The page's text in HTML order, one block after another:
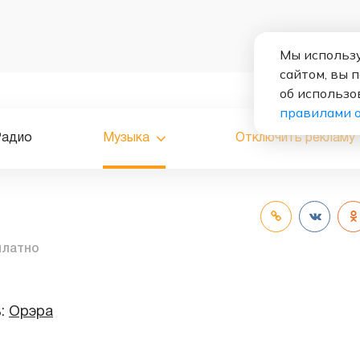
Музыка Отключить рекламу
Орэра
Мы
сайтом, вы
об
правилами